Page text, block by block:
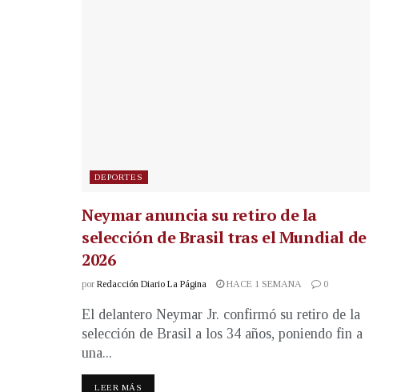
DEPORTES
Neymar anuncia su retiro de la
selección de Brasil tras el Mundial de
2026
por Redacción Diario La Página HACE 1 SEMANA 0
El delantero Neymar Jr. confirmó su retiro de la
selección de Brasil a los 34 años, poniendo fin a
una...
LEER MÁS